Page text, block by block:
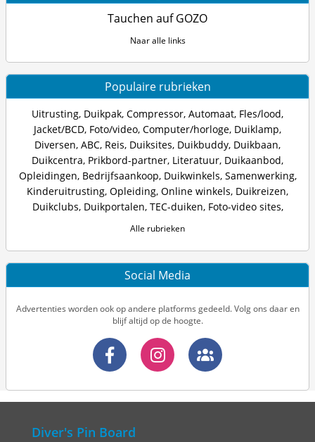
Tauchen auf GOZO
Naar alle links
Populaire rubrieken
Uitrusting, Duikpak, Compressor, Automaat, Fles/lood,
Jacket/BCD, Foto/video, Computer/horloge, Duiklamp,
Diversen, ABC, Reis, Duiksites, Duikbuddy, Duikbaan,
Duikcentra, Prikbord-partner, Literatuur, Duikaanbod,
Opleidingen, Bedrijfsaankoop, Duikwinkels, Samenwerking,
Kinderuitrusting, Opleiding, Online winkels, Duikreizen,
Duikclubs, Duikportalen, TEC-duiken, Foto-video sites,
Alle rubrieken
Social Media
Advertenties worden ook op andere platforms gedeeld. Volg ons daar en
blijf altijd op de hoogte.
Diver's Pin Board